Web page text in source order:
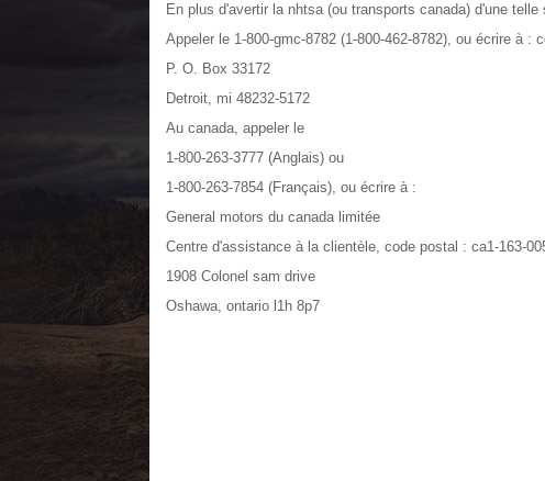
En plus d'avertir la nhtsa (ou transports canada) d'une
Appeler le 1-800-gmc-8782 (1-800-462-8782), ou écrire à :
P. O. Box 33172
Detroit, mi 48232-5172
Au canada, appeler le
1-800-263-3777 (Anglais) ou
1-800-263-7854 (Français), ou écrire à :
General motors du canada limitée
Centre d'assistance à la clientèle, code postal : ca1-163-
1908 Colonel sam drive
Oshawa, ontario l1h 8p7